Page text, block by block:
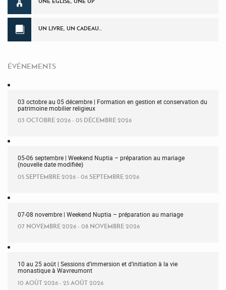
UN LIVRE, UN CADEAU…
ÉVÉNEMENTS
03 octobre au 05 décembre | Formation en gestion et conservation du
patrimoine mobilier religieux
03 OCTOBRE 2026 - 05 DÉCEMBRE 2026
05-06 septembre | Weekend Nuptia – préparation au mariage
(nouvelle date modifiée)
05 SEPTEMBRE 2026 - 06 SEPTEMBRE 2026
07-08 novembre | Weekend Nuptia – préparation au mariage
07 NOVEMBRE 2026 - 08 NOVEMBRE 2026
10 au 25 août | Sessions d’immersion et d’initiation à la vie
monastique à Wavreumont
10 AOÛT 2026 - 25 AOÛT 2026